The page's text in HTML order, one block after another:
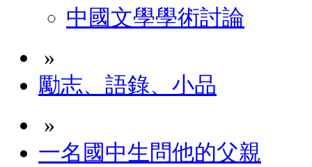
中國文學學術討論
»
勵志、語錄、小品
»
一名國中生問他的父親